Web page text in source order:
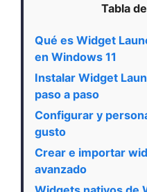
Tabla
Qué es Widget
en Windows 11
Instalar Widget
paso a paso
Configurar y
gusto
Crear e importar
avanzado